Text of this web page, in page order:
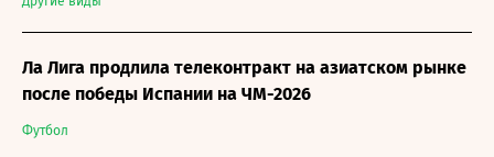
Футбол
Ла Лига продлила телеконтракт на азиатском рынке
после победы Испании на ЧМ-2026